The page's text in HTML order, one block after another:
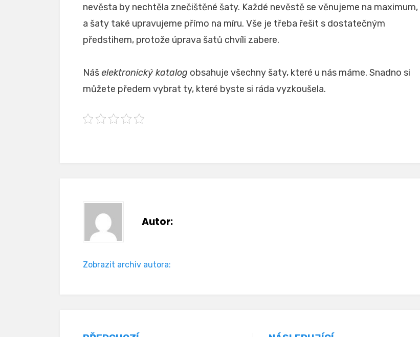
nevěsta by nechtěla znečištěné šaty. Každé nevěstě se věnujeme na maximum,
a šaty také upravujeme přímo na míru. Vše je třeba řešit s dostatečným
předstihem, protože úprava šatů chvíli zabere.
Nášelektronický katalog obsahuje všechny šaty, které u nás máme. Snadno si
můžete předem vybrat ty, které byste si ráda vyzkoušela.
Autor:
Zobrazit archiv autora: